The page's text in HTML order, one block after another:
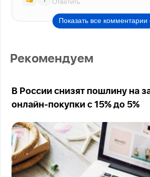
Показать все комментарии
Рекомендуем
В России снизят пошлину на
онлайн-покупки с 15% до 5%